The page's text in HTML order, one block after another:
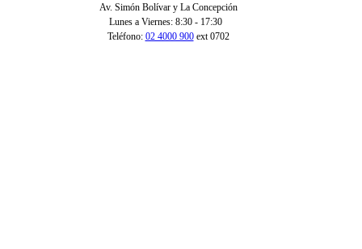
Av. Simón Bolívar y La Concepción
Lunes a Viernes: 8:30 - 17:30
Teléfono: 02 4000 900ext 0702